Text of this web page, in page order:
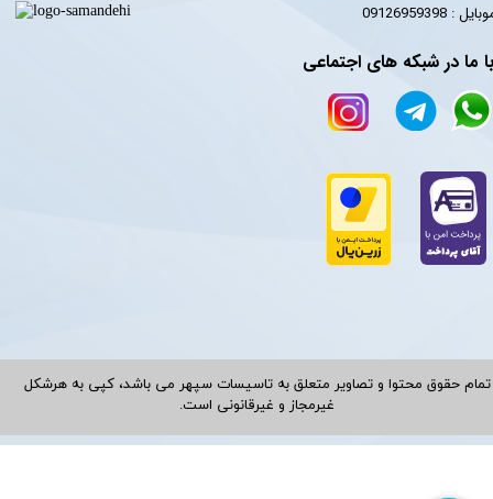
تمام حقوق محتوا و تصاویر متعلق به تاسیسات سپهر می باشد، کپی به هرشکل
غیرمجاز و غیرقانونی است.​​​​​​​
: 09126959398
ما در شبکه های اجتماعی